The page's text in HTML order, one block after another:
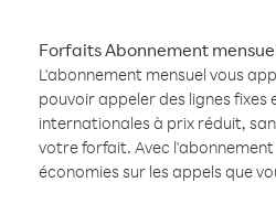
Forfaits Abonnement
L'abonnement mensuel vous
pouvoir appeler des lignes fixes
internationales à prix réduit,
votre forfait. Avec
économies sur les appels que